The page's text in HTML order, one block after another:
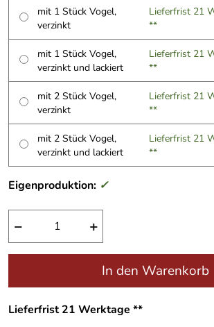
mit 1 Stück Vogel,
verzinkt
Lieferfrist 21
**
mit 1 Stück Vogel,
verzinkt und lackiert
Lieferfrist 21
**
mit 2 Stück Vogel,
verzinkt
Lieferfrist 21
**
mit 2 Stück Vogel,
verzinkt und lackiert
Lieferfrist 21
**
Eigenproduktion: ✓
− +
In den Warenkorb
Lieferfrist 21 Werktage **